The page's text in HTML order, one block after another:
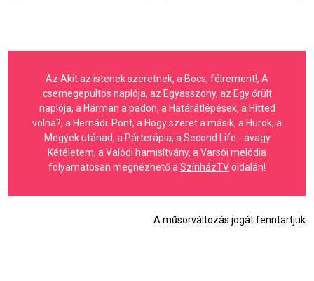
Az Akit az istenek szeretnek, a Bocs, félrement!, A
csemegepultos naplója, az Egyasszony, az Egy őrült
naplója, a Hárman a padon, a Határátlépések, a Hitted
volna?, a Hernádi. Pont, a Hogy szeret a másik, a Hurok, a
Megyek utánad, a Párterápia, a Second Life - avagy
Kétéletem, a Valódi hamisítvány, a Varsói melódia
folyamatosan megnézhető a SzínházTVoldalán!
A műsorváltozás jogát fenntartjuk